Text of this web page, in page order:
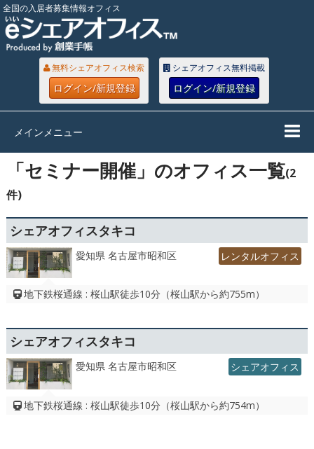
全国の入居者募集情報オフィス
無料シェアオフィス検索
ログイン/新規登録
シェアオフィス無料掲載
ログイン/新規登録
メインメニュー
「セミナー開催」のオフィス一覧(2
件)
シェアオフィスタキコ
愛知県 名古屋市昭和区 レンタルオフィス
地下鉄桜通線 : 桜山駅徒歩10分（桜山駅から約755m）
シェアオフィスタキコ
愛知県 名古屋市昭和区 シェアオフィス
地下鉄桜通線 : 桜山駅徒歩10分（桜山駅から約754m）